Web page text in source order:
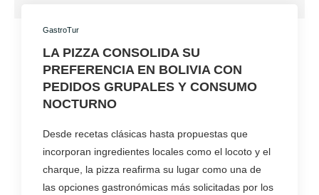
GastroTur
LA PIZZA CONSOLIDA SU
PREFERENCIA EN BOLIVIA CON
PEDIDOS GRUPALES Y CONSUMO
NOCTURNO
Desde recetas clásicas hasta propuestas que
incorporan ingredientes locales como el locoto y el
charque, la pizza reafirma su lugar como una de
las opciones gastronómicas más solicitadas por los